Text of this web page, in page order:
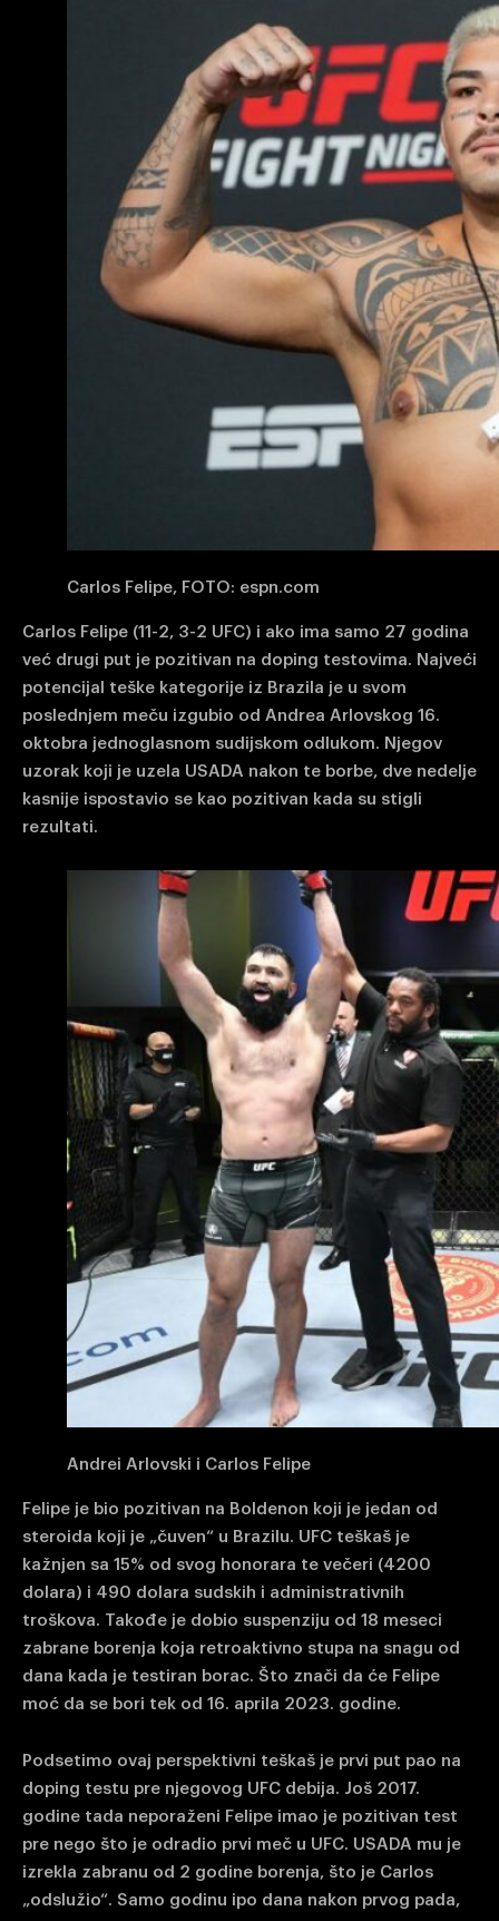
Carlos Felipe, FOTO: espn.com
Carlos Felipe (11-2, 3-2 UFC) i ako ima samo 27 godina
već drugi put je pozitivan na doping testovima. Najveći
potencijal teške kategorije iz Brazila je u svom
poslednjem meču izgubio od Andrea Arlovskog 16.
oktobra jednoglasnom sudijskom odlukom. Njegov
uzorak koji je uzela USADA nakon te borbe, dve nedelje
kasnije ispostavio se kao pozitivan kada su stigli
rezultati.
Andrei Arlovski i Carlos Felipe
Felipe je bio pozitivan na Boldenon koji je jedan od
steroida koji je „čuven“ u Brazilu. UFC teškaš je
kažnjen sa 15% od svog honorara te večeri (4200
dolara) i 490 dolara sudskih i administrativnih
troškova. Takođe je dobio suspenziju od 18 meseci
zabrane borenja koja retroaktivno stupa na snagu od
dana kada je testiran borac. Što znači da će Felipe
moć da se bori tek od 16. aprila 2023. godine.
Podsetimo ovaj perspektivni teškaš je prvi put pao na
doping testu pre njegovog UFC debija. Još 2017.
godine tada neporaženi Felipe imao je pozitivan test
pre nego što je odradio prvi meč u UFC. USADA mu je
izrekla zabranu od 2 godine borenja, što je Carlos
„odslužio“. Samo godinu ipo dana nakon prvog pada,